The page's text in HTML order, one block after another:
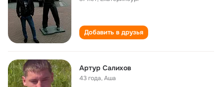
Добавить в друзья
Артур Салихов
43 года,Аша